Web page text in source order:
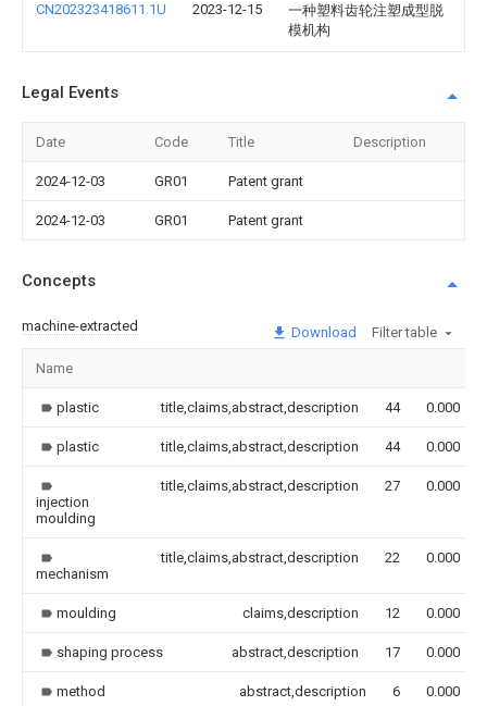
CN202323418611.1U 2023-12-15
一种塑料齿轮注塑成型脱
模机构
Legal Events
Date Code Title Description
2024-12-03 GR01 Patent grant
2024-12-03 GR01 Patent grant
Concepts
machine-extracted Download Filter table
Name
plastic title,claims,abstract,description 44 0.000
plastic title,claims,abstract,description 44 0.000
injection
moulding
title,claims,abstract,description 27 0.000
mechanism
title,claims,abstract,description 22 0.000
moulding claims,description 12 0.000
shaping process abstract,description 17 0.000
method abstract,description 6 0.000